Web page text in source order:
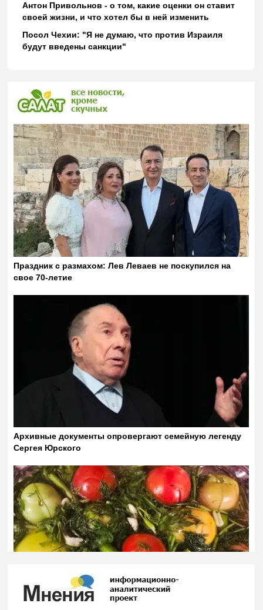
Антон Привольнов - о том, какие оценки он ставит
своей жизни, и что хотел бы в ней изменить
Посол Чехии: "Я не думаю, что против Израиля
будут введены санкции"